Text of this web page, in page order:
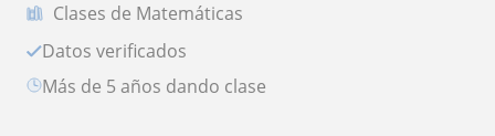
Clases de Matemáticas
Datos verificados
más de 5 años dando clase